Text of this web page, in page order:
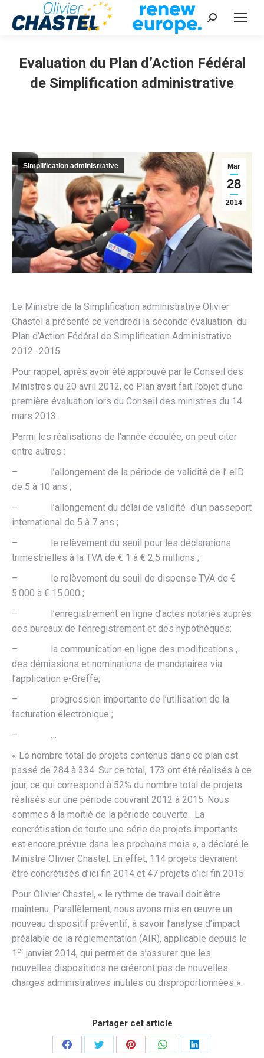
Recherche
Evaluation du Plan d’Action Fédéral
de Simplification administrative
Mar
28
2014
Simplification administrative
Le Ministre de la Simplification administrative Olivier
Chastel a présenté ce vendredi la seconde évaluation du
Plan d’Action Fédéral de Simplification Administrative
2012 -2015.
Pour rappel, après avoir été approuvé par le Conseil des
Ministres du 20 avril 2012, ce Plan avait fait l’objet d’une
première évaluation lors du Conseil des ministres du 14
mars 2013.
Parmi les réalisations de l’année écoulée, on peut citer
entre autres :
– l’allongement de la période de validité de l’ eID
de 5 à 10 ans ;
– l’allongement du délai de validité d’un passeport
international de 5 à 7 ans ;
– le relèvement du seuil pour les déclarations
trimestrielles à la TVA de € 1 à € 2,5 millions ;
– le relèvement du seuil de dispense TVA de €
5.000 à € 15.000 ;
– l’enregistrement en ligne d’actes notariés auprès
des bureaux de l’enregistrement et des hypothèques;
– la communication en ligne des modifications ,
des démissions et nominations de mandataires via
l’application e-Greffe;
– progression importante de l’utilisation de la
facturation électronique ;
– …
« Le nombre total de projets contenus dans ce plan est
passé de 284 à 334. Sur ce total, 173 ont été réalisés à ce
jour, ce qui correspond à 52% du nombre total de projets
réalisés sur une période couvrant 2012 à 2015. Nous
sommes à la moitié de la période couverte. La
concrétisation de toute une série de projets importants
est encore prévue dans les prochains mois », a déclaré le
Ministre Olivier Chastel. En effet, 114 projets devraient
être concrétisés d’ici fin 2014 et 47 projets d’ici fin 2015.
Pour Olivier Chastel, « le rythme de travail doit être
maintenu. Parallèlement, nous avons mis en œuvre un
nouveau dispositif préventif, à savoir l’analyse d’impact
préalable de la réglementation (AIR), applicable depuis le
1 er janvier 2014, qui permet de s’assurer que les
nouvelles dispositions ne créeront pas de nouvelles
charges administratives inutiles ou disproportionnées ».
Partager cet article
PartagerPartagerPartagerPartagerPartager